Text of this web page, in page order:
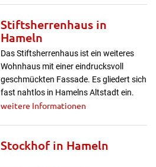
Stiftsherrenhaus in
Hameln
Das Stiftsherrenhaus ist ein weiteres
Wohnhaus mit einer eindrucksvoll
geschmückten Fassade. Es gliedert sich
fast nahtlos in Hamelns Altstadt ein.
weitere Informationen
Stockhof in Hameln